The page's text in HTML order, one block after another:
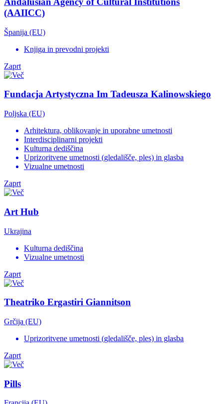
(AAIICC)
Španija (EU)
Knjiga in prevodni projekti
Zaprt
Fundacja Artystyczna Im Tadeusza Kalinowskiego
Poljska (EU)
Arhitektura, oblikovanje in uporabne umetnosti
Interdisciplinarni projekti
Kulturna dediščina
Uprizoritvene umetnosti (gledališče, ples) in glasba
Vizualne umetnosti
Zaprt
Art Hub
Ukrajina
Kulturna dediščina
Vizualne umetnosti
Zaprt
Theatriko Ergastiri Giannitson
Grčija (EU)
Uprizoritvene umetnosti (gledališče, ples) in glasba
Zaprt
Pills